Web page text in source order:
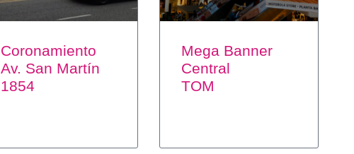
Coronamiento
Av. San Martín
1854
Mega Banner
Central
TOM